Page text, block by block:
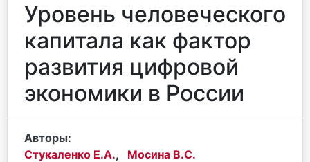
Уровень человеческого
капитала как фактор
развития цифровой
экономики в России
Авторы:
Стукаленко Е.А.,
Мосина В.С.